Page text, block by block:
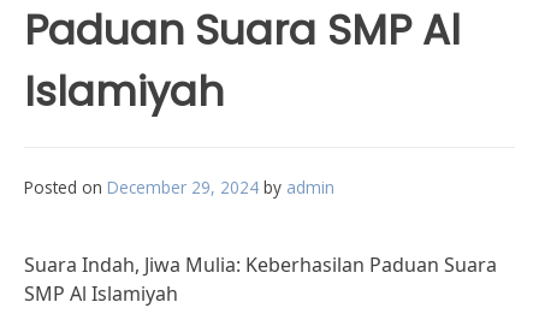
Paduan Suara SMP Al
Islamiyah
Posted on December 29, 2024 by admin
Suara Indah, Jiwa Mulia: Keberhasilan Paduan Suara
SMP Al Islamiyah